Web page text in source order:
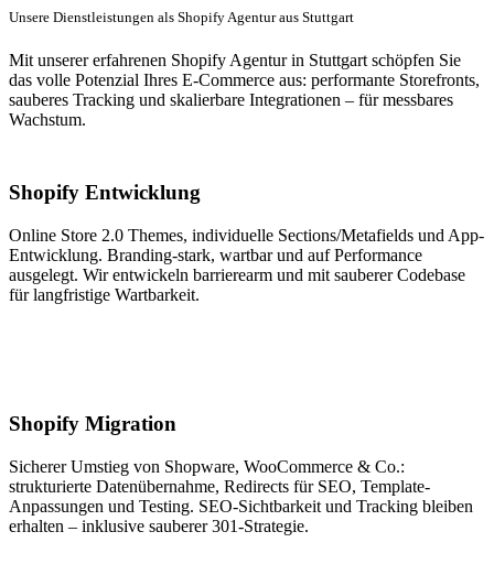
Unsere Dienstleistungen als Shopify Agentur aus Stuttgart
Mit unserer erfahrenen Shopify Agentur in Stuttgart schöpfen Sie
das volle Potenzial Ihres E-Commerce aus: performante Storefronts,
sauberes Tracking und skalierbare Integrationen – für messbares
Wachstum.
Shopify Entwicklung
Online Store 2.0 Themes, individuelle Sections/Metafields und App-
Entwicklung. Branding-stark, wartbar und auf Performance
ausgelegt. Wir entwickeln barrierearm und mit sauberer Codebase
für langfristige Wartbarkeit.
Shopify Migration
Sicherer Umstieg von Shopware, WooCommerce & Co.:
strukturierte Datenübernahme, Redirects für SEO, Template-
Anpassungen und Testing. SEO-Sichtbarkeit und Tracking bleiben
erhalten – inklusive sauberer 301-Strategie.